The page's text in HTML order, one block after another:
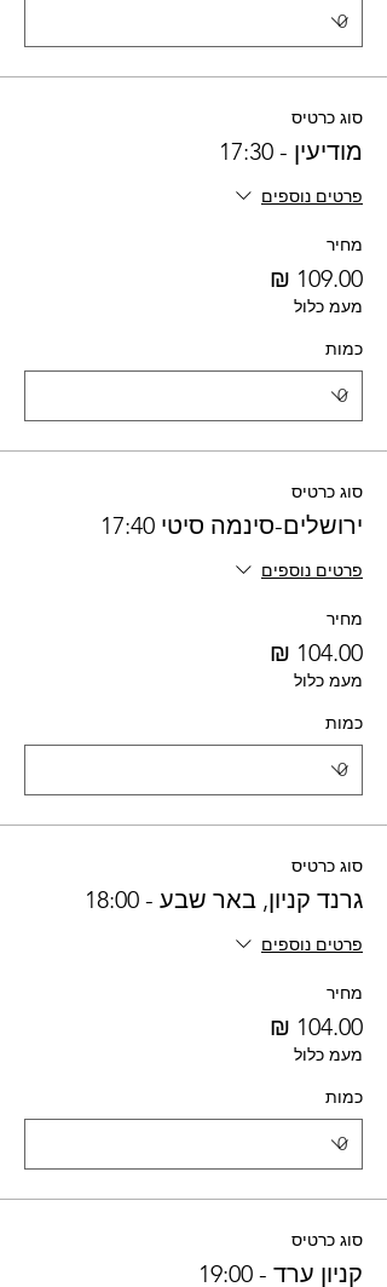
סוג כרטיס
מודיעין - 17:30
פרטים נוספים
מחיר
מעמ כלול
כמות
סוג כרטיס
ירושלים-סינמה סיטי 17:40
פרטים נוספים
מחיר
מעמ כלול
כמות
סוג כרטיס
גרנד קניון, באר שבע - 18:00
פרטים נוספים
מחיר
מעמ כלול
כמות
סוג כרטיס
קניון ערד - 19:00